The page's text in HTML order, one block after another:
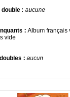
double : aucune
: Album français
vide
: aucun